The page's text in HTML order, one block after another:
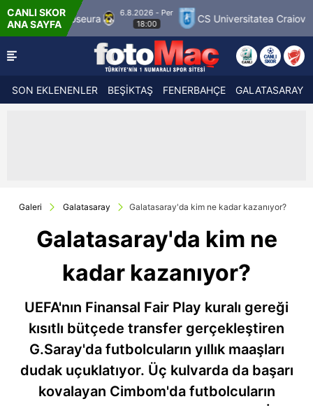
CANLI SKOR
ANA SAYFA
- Per
CS Universitatea Craiova 1948 FC Inter Turku
SON EKLENENLER BEŞİKTAŞ FENERBAHÇE GALATASARAY
Galeri Galatasaray Galatasaray'da kim ne kadar kazanıyor?
Galatasaray'da kim ne
kadar kazanıyor?
UEFA'nın Finansal Fair Play kuralı gereği
kısıtlı bütçede transfer gerçekleştiren
G.Saray'da futbolcuların yıllık maaşları
dudak uçuklatıyor. Üç kulvarda da başarı
kovalayan Cimbom'da futbolcuların